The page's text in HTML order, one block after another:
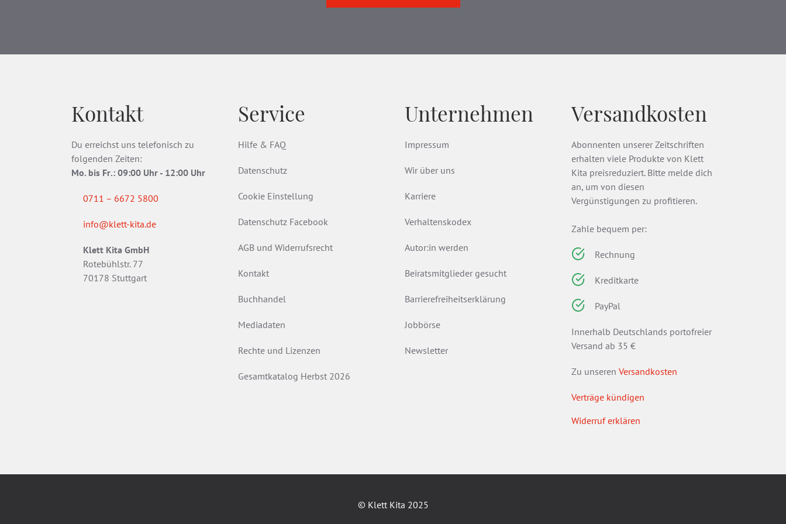
Kontakt
Du erreichst uns telefonisch zu
folgenden Zeiten:
Mo. bis Fr.: 09:00 Uhr - 12:00 Uhr
0711 – 6672 5800
info@klett-kita.de
Klett Kita GmbH
Rotebühlstr. 77
70178 Stuttgart
Service
Hilfe & FAQ
Datenschutz
Cookie Einstellung
Datenschutz Facebook
AGB und Widerrufsrecht
Kontakt
Buchhandel
Mediadaten
Rechte und Lizenzen
Gesamtkatalog Herbst 2026
Unternehmen
Impressum
Wir über uns
Karriere
Verhaltenskodex
Autor:in werden
Beiratsmitglieder gesucht
Barrierefreiheitserklärung
Jobbörse
Newsletter
Versandkosten
Abonnenten unserer Zeitschriften
erhalten viele Produkte von Klett
Kita preisreduziert. Bitte melde dich
an, um von diesen
Vergünstigungen zu profitieren.
Zahle bequem per:
Rechnung
Kreditkarte
PayPal
Innerhalb Deutschlands portofreier
Versand ab 35 €
Zu unseren Versandkosten
Verträge kündigen
Widerruf erklären
© Klett Kita 2025